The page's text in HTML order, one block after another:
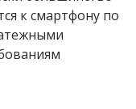
к смартфону по